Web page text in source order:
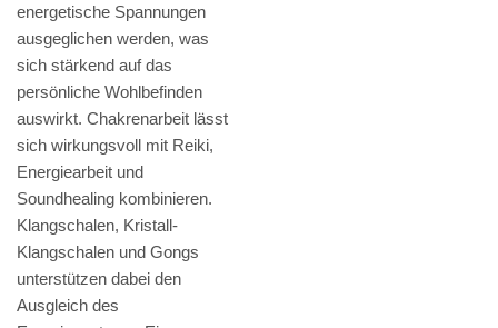
energetische Spannungen
ausgeglichen werden, was
sich stärkend auf das
persönliche Wohlbefinden
auswirkt. Chakrenarbeit lässt
sich wirkungsvoll mit Reiki,
Energiearbeit und
Soundhealing kombinieren.
Klangschalen, Kristall-
Klangschalen und Gongs
unterstützen dabei den
Ausgleich des